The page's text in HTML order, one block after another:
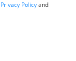
Privacy Policyand